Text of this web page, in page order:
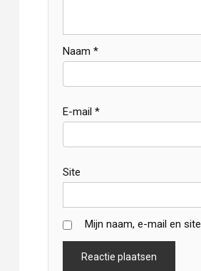
Naam *
E-mail *
Site
Mijn naam, e-mail en